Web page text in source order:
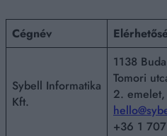
Cégnév
Sybell Informatika
Kft.
1138
Tomori
2. emelet,
+36 1